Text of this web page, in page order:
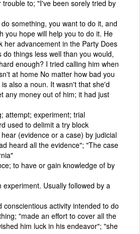
trouble to; "I've been sorely tried by
something, you want to do it, and
you hope will help you to do it. He
her advancement in the Party Does
things less well than you would,
enough? I tried calling him when
at home No matter how bad you
also a noun. It wasn't that she'd
any money out of him; it had just
attempt; experiment; trial
used to delimit a try block
(evidence or a case) by judicial
heard all the evidence"; "The case
to have or gain knowledge of by
experiment. Usually followed by a
conscientious activity intended to do
"made an effort to cover all the
him luck in his endeavor"; "she